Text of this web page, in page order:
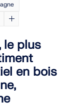
cartes de
charges de
le plus
en bois